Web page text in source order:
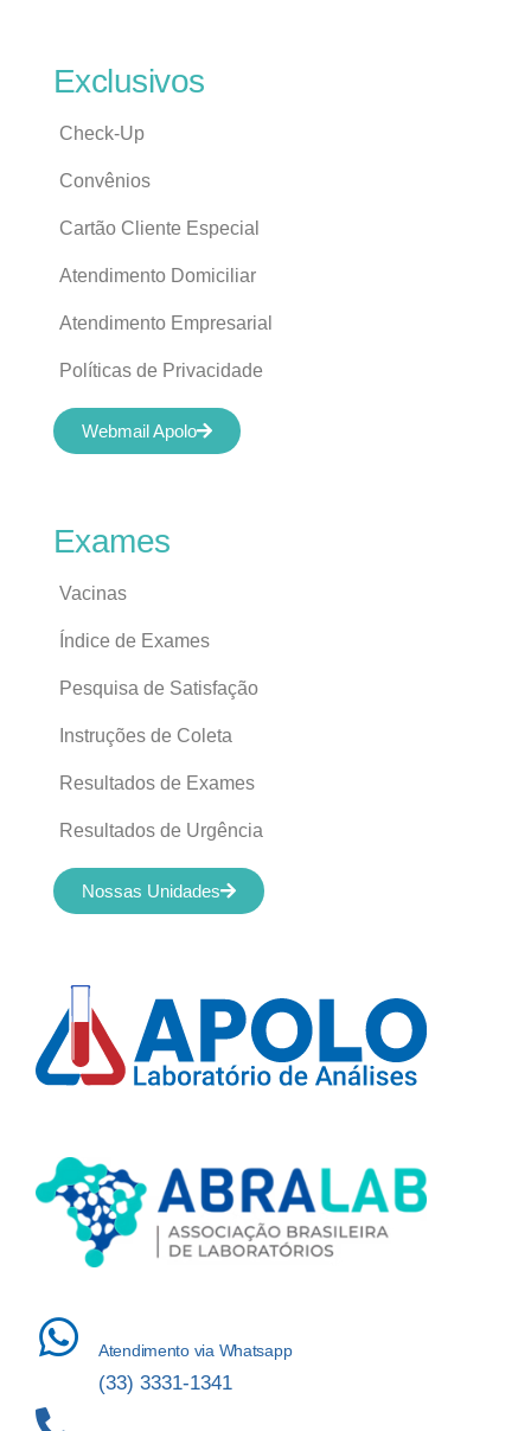
Atendimento via Whatsapp
(33) 3331-1341
Exames
Vacinas
Índice de Exames
Pesquisa de Satisfação
Instruções de Coleta
Resultados de Exames
Resultados de Urgência
Nossas Unidades
Exclusivos
Check-Up
Convênios
Cartão Cliente Especial
Atendimento Domiciliar
Atendimento Empresarial
Políticas de Privacidade
Webmail Apolo